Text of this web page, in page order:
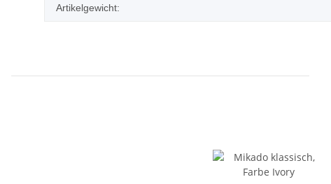
Artikelgewicht: